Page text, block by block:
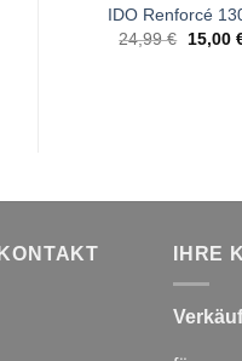
IDO Renforcé
24,99€ 15,00
IHRE